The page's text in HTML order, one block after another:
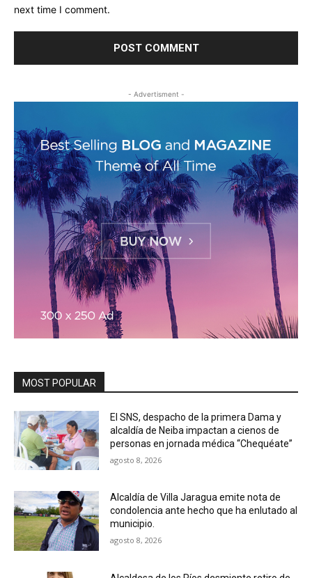
next time I comment.
- Advertisment -
MOST POPULAR
El SNS, despacho de la primera Dama y
alcaldía de Neiba impactan a cienos de
personas en jornada médica “Chequéate”
agosto 8, 2026
Alcaldía de Villa Jaragua emite nota de
condolencia ante hecho que ha enlutado al
municipio.
agosto 8, 2026